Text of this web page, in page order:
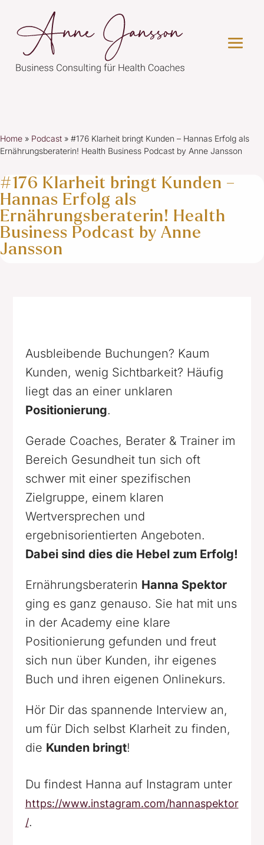
Home » Podcast » #176 Klarheit bringt Kunden – Hannas Erfolg als
Ernährungsberaterin! Health Business Podcast by Anne Jansson
#176 Klarheit bringt Kunden –
Hannas Erfolg als
Ernährungsberaterin! Health
Business Podcast by Anne
Jansson
Ausbleibende Buchungen? Kaum
Kunden, wenig Sichtbarkeit? Häufig
liegt das an einer unklaren
Positionierung.
Gerade Coaches, Berater & Trainer im
Bereich Gesundheit tun sich oft
schwer mit einer spezifischen
Zielgruppe, einem klaren
Wertversprechen und
ergebnisorientierten Angeboten.
Dabei sind dies die Hebel zum Erfolg!
Ernährungsberaterin Hanna Spektor
ging es ganz genauso. Sie hat mit uns
in der Academy eine klare
Positionierung gefunden und freut
sich nun über Kunden, ihr eigenes
Buch und ihren eigenen Onlinekurs.
Hör Dir das spannende Interview an,
um für Dich selbst Klarheit zu finden,
die Kunden bringt!
Du findest Hanna auf Instagram unter
https://www.instagram.com/hannaspektor
/.